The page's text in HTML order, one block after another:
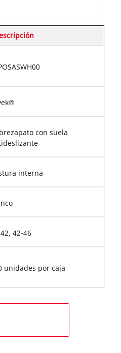
con suela
interna
42-46
unidades por caja